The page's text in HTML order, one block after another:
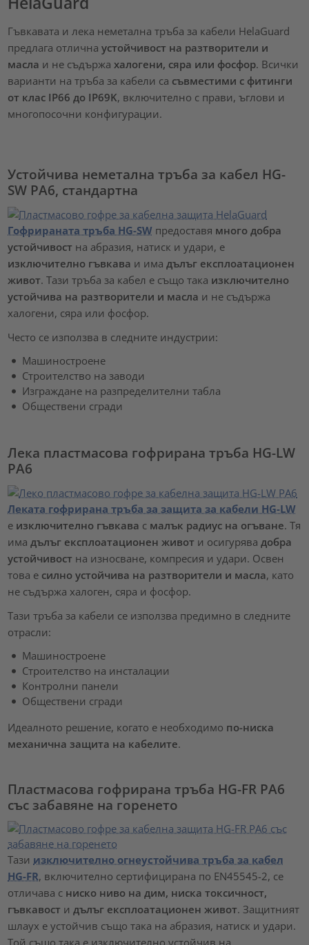
Гъвкавата и лека неметална тръба за кабели HelaGuard
предлага отличнаустойчивост на разтворители и
масла и не съдържахалогени, сяра или фосфор. Всички
варианти на тръба за кабели са съвместими с фитинги
от клас IP66 до IP69K, включително с прави, ъглови и
многопосочни конфигурации.
Устойчива неметална тръба за кабел HG-
SW PA6, стандартна
Гофрираната тръба HG-SW предоставя много добра
устойчивост на абразия, натиск и удари, е
изключително гъвкава и има дълъг експлоатационен
живот. Тази тръба за кабел е също така изключително
устойчива на разтворители и масла и не съдържа
халогени, сяра или фосфор.
Често се използва в следните индустрии:
Машиностроене
Строителство на заводи
Изграждане на разпределителни табла
Обществени сгради
Лека пластмасова гофрирана тръба HG-LW
PA6
Леката гофрирана тръба за защита за кабели HG-LW
е изключително гъвкава с малък радиус на огъване. Тя
има дълъг експлоатационен живот и осигурява добра
устойчивост на износване, компресия и удари. Освен
това е силно устойчива на разтворители и масла, като
не съдържа халоген, сяра и фосфор.
Тази тръба за кабели се използва предимно в следните
отрасли:
Машиностроене
Строителство на инсталации
Контролни панели
Обществени сгради
Идеалното решение, когато е необходимо по-ниска
механична защита на кабелите.
Пластмасова гофрирана тръба HG-FR PA6
със забавяне на горенето
Тази изключително огнеустойчива тръба за кабел
HG-FR, включително сертифицирана по EN45545-2, се
отличава с ниско ниво на дим, ниска токсичност,
гъвкавост идълъг експлоатационен живот. Защитният
шлаух е устойчив също така на абразия, натиск и удари.